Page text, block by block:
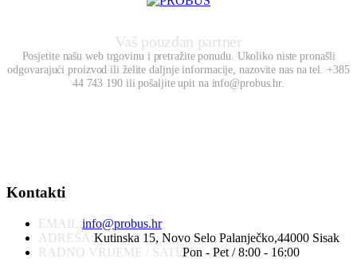
Vaš pouzdan partner
Posjetite našu web trgovinu i pretražite ponudu. Ukoliko niste pronašli
odgovarajući proizvod ili želite daljnje informacije, nazovite nas na tel. +385
44 743 190 ili pošaljite upit na info@probus.hr.
Kontakti
EMAIL:info@probus.hr
ADRESA:Kutinska 15, Novo Selo Palanječko,44000 Sisak
RADNO VRIJEME / SATI:Pon - Pet / 8:00 - 16:00